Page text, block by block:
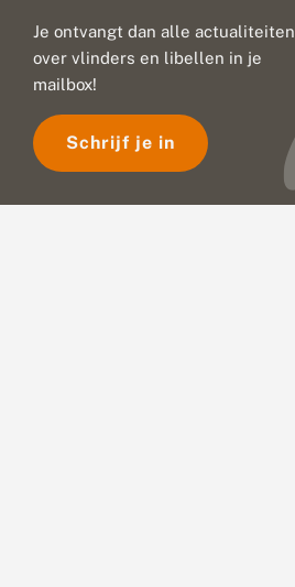
Je ontvangt dan alle actualiteiten
over vlinders en libellen in je
mailbox!
Schrijf je in